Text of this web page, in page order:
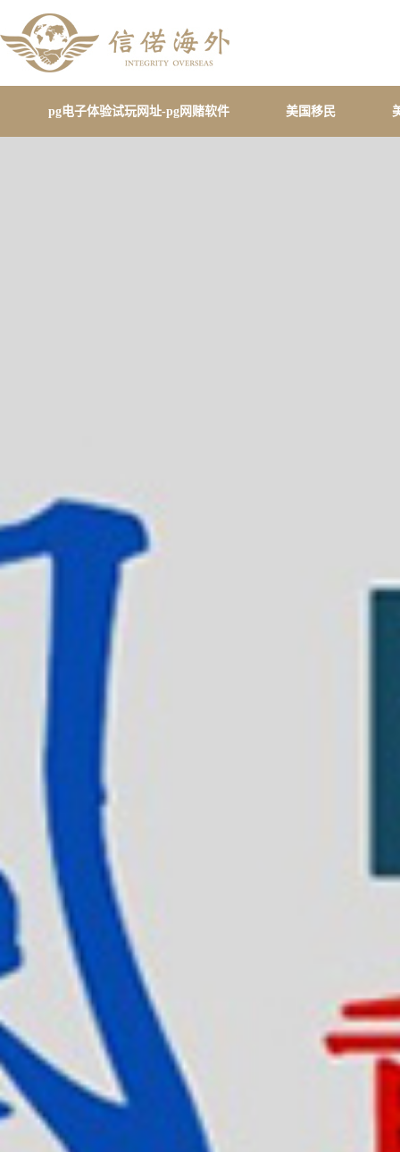
pg电子体验试玩网址-pg网赌软件 美国移民